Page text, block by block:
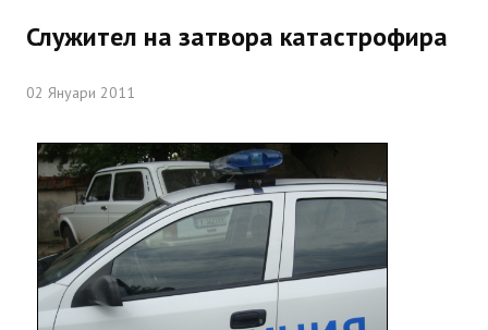
Разписание
Важни телефонни номера
ИНТЕРВЮ
ЗА РЕГИОНА
Бележити дупничани
Служител на затвора катастрофира
02 Януари 2011